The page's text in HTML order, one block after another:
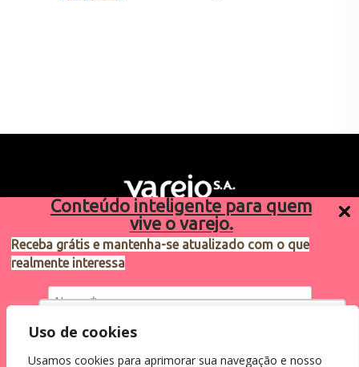
Conteúdo inteligente para quem
vive o varejo.
Receba grátis e mantenha-se atualizado com o que
realmente interessa
Utilizamos cookies para oferecer melhor
como você interage em nosso site e
Uso de cookies
Usamos cookies para aprimorar sua navegação e nosso
Sugestões de pauta